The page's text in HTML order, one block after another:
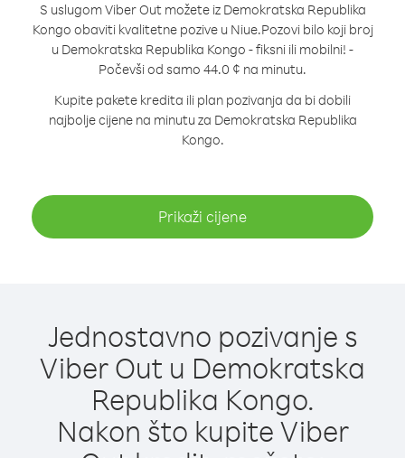
S uslugom Viber Out možete iz Demokratska Republika
Kongo obaviti kvalitetne pozive u Niue.Pozovi bilo koji broj
u Demokratska Republika Kongo - fiksni ili mobilni! -
Počevši od samo 44.0 ¢ na minutu.
Kupite pakete kredita ili plan pozivanja da bi dobili
najbolje cijene na minutu za Demokratska Republika
Kongo.
Prikaži cijene
Jednostavno pozivanje s
Viber Out u Demokratska
Republika Kongo.
Nakon što kupite Viber